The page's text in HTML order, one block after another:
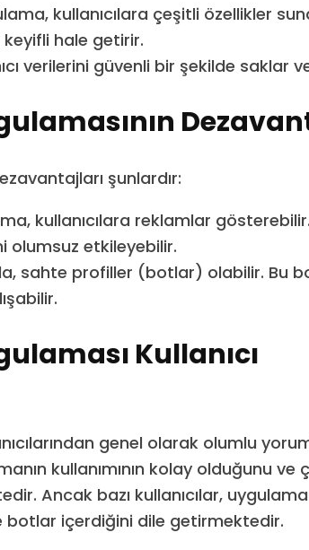
kullanıcılara çeşitli özellikler
hale getirir.
verilerini güvenli bir şekilde saklar
şunlardır:
kullanıcılara reklamlar
olumsuz etkileyebilir.
sahte profiller (botlar) olabilir. Bu
Kullanıcı
genel olarak olumlu
kullanımının kolay olduğunu ve
Ancak bazı kullanıcılar,
botlar içerdiğini dile getirmektedir.